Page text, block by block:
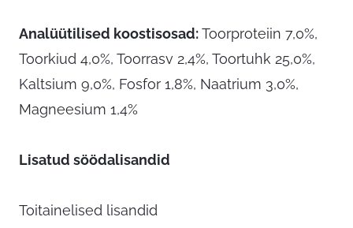
Analüütilised koostisosad:Toorproteiin 7,0%,
Toorkiud 4,0%, Toorrasv 2,4%, Toortuhk 25,0%,
Kaltsium 9,0%, Fosfor 1,8%, Naatrium 3,0%,
Magneesium 1,4%
Lisatud söödalisandid
Toitainelised lisandid